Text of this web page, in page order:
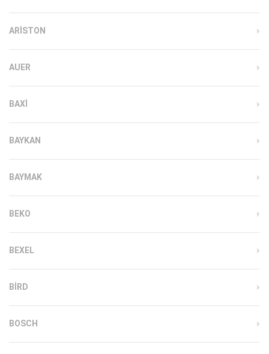
ARISTON
AUER
BAXI
BAYKAN
BAYMAK
BEKO
BEXEL
BIRD
BOSCH